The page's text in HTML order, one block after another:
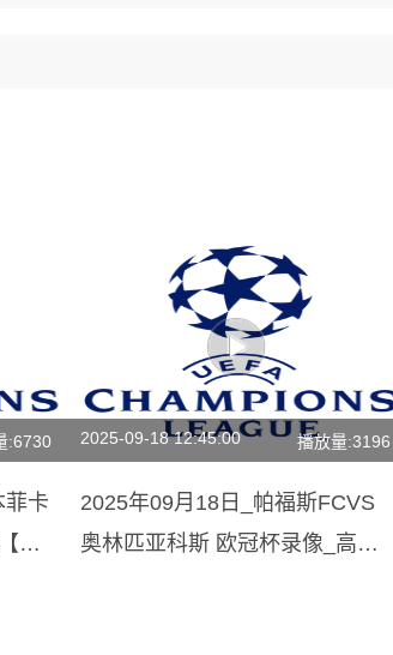
:6730
菲卡
高
2025-09-18 12:45:00 播放量:3196
2025年09月18日_帕福斯FCVS
奥林匹亚科斯 欧冠杯录像_高清